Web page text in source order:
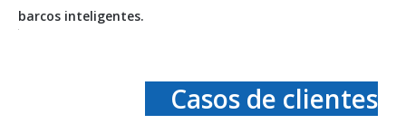
barcos inteligentes.
Casos de clientes